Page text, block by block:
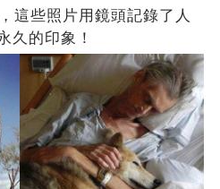
這些照片用鏡頭記錄了人
久的印象！